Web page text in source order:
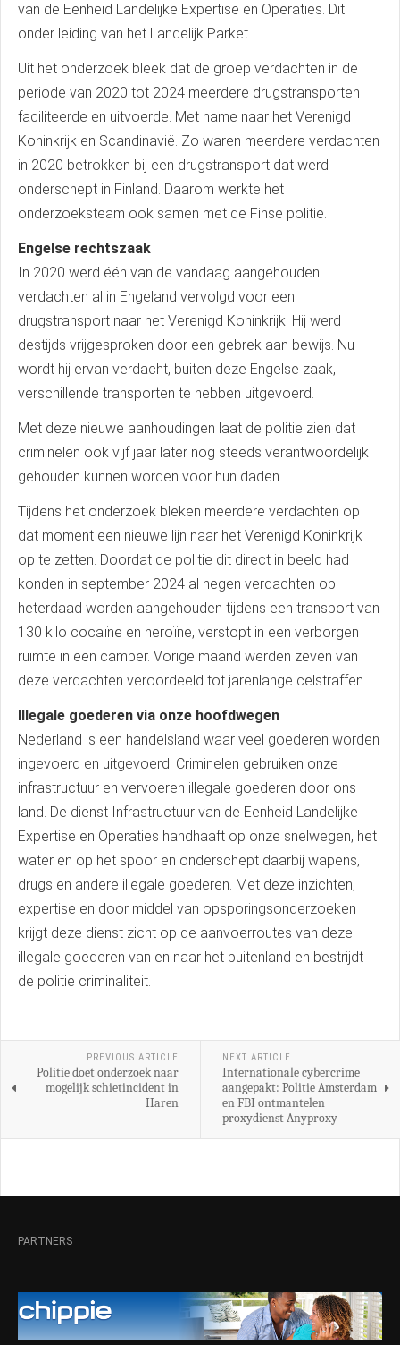
van de Eenheid Landelijke Expertise en Operaties. Dit
onder leiding van het Landelijk Parket.
Uit het onderzoek bleek dat de groep verdachten in de
periode van 2020 tot 2024 meerdere drugstransporten
faciliteerde en uitvoerde. Met name naar het Verenigd
Koninkrijk en Scandinavië. Zo waren meerdere verdachten
in 2020 betrokken bij een drugstransport dat werd
onderschept in Finland. Daarom werkte het
onderzoeksteam ook samen met de Finse politie.
Engelse rechtszaak
In 2020 werd één van de vandaag aangehouden
verdachten al in Engeland vervolgd voor een
drugstransport naar het Verenigd Koninkrijk. Hij werd
destijds vrijgesproken door een gebrek aan bewijs. Nu
wordt hij ervan verdacht, buiten deze Engelse zaak,
verschillende transporten te hebben uitgevoerd.
Met deze nieuwe aanhoudingen laat de politie zien dat
criminelen ook vijf jaar later nog steeds verantwoordelijk
gehouden kunnen worden voor hun daden.
Tijdens het onderzoek bleken meerdere verdachten op
dat moment een nieuwe lijn naar het Verenigd Koninkrijk
op te zetten. Doordat de politie dit direct in beeld had
konden in september 2024 al negen verdachten op
heterdaad worden aangehouden tijdens een transport van
130 kilo cocaïne en heroïne, verstopt in een verborgen
ruimte in een camper. Vorige maand werden zeven van
deze verdachten veroordeeld tot jarenlange celstraffen.
Illegale goederen via onze hoofdwegen
Nederland is een handelsland waar veel goederen worden
ingevoerd en uitgevoerd. Criminelen gebruiken onze
infrastructuur en vervoeren illegale goederen door ons
land. De dienst Infrastructuur van de Eenheid Landelijke
Expertise en Operaties handhaaft op onze snelwegen, het
water en op het spoor en onderschept daarbij wapens,
drugs en andere illegale goederen. Met deze inzichten,
expertise en door middel van opsporingsonderzoeken
krijgt deze dienst zicht op de aanvoerroutes van deze
illegale goederen van en naar het buitenland en bestrijdt
de politie criminaliteit.
PREVIOUS ARTICLE
Politie doet onderzoek naar
mogelijk schietincident in
Haren
NEXT ARTICLE
Internationale cybercrime
aangepakt: Politie Amsterdam
en FBI ontmantelen
proxydienst Anyproxy
PARTNERS